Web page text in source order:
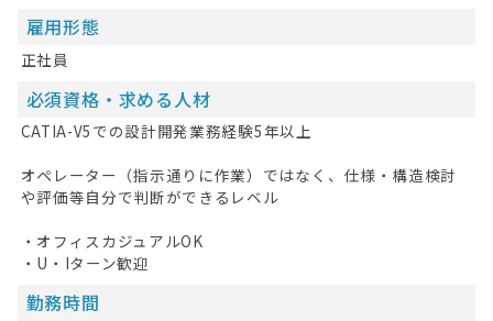
雇用形態
正社員
必須資格・求める人材
CATIA-V5での設計開発業務経験5年以上
オペレーター（指示通りに作業）ではなく、仕様・構造検討
や評価等自分で判断ができるレベル
・オフィスカジュアルOK
・U・Iターン歓迎
勤務時間